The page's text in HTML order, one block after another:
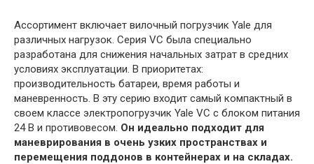
Ассортимент включает вилочный погрузчик Yale для
различных нагрузок. Серия VC была специально
разработана для снижения начальных затрат в средних
условиях эксплуатации. В приоритетах:
производительность батареи, время работы и
маневренность. В эту серию входит самый компактный в
своем классе электропогрузчик Yale VC с блоком питания
24 В и противовесом. Он идеально подходит для
маневрирования в очень узких пространствах и
перемещения поддонов в контейнерах и на складах.